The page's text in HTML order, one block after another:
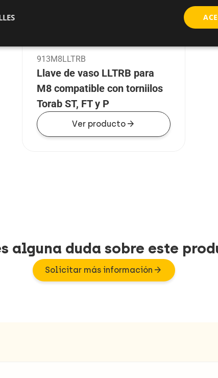
913M8LLTRB
Llave de vaso LLTRB para
M8 compatible con torniilos
Torab ST, FT y P
Ver productoarrow_forward
alguna duda sobre este
Solicitar más información arrow_forward